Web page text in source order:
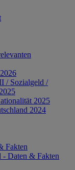
/ Sozialgeld /
2025
2024
Fakten
- Daten & Fakten